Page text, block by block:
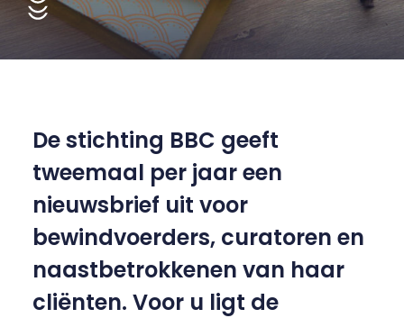
De stichting BBC geeft
tweemaal per jaar een
nieuwsbrief uit voor
bewindvoerders, curatoren en
naastbetrokkenen van haar
cliënten. Voor u ligt de